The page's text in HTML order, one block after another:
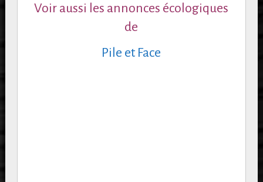
Voir aussi les annonces écologiques
de
Pile et Face